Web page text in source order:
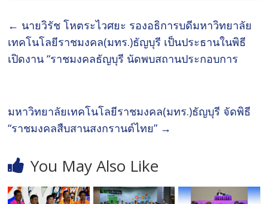
← นายวิรัช โหตระไวศยะ รองอธิการบดีมหาวิทยาลัย
เทคโนโลยีราชมงคล(มทร.)ธัญบุรี เป็นประธานในพิธี
เปิดงาน “ราชมงคลธัญบุรี นัดพบสถานประกอบการ
มหาวิทยาลัยเทคโนโลยีราชมงคล(มทร.)ธัญบุรี จัดพิธี
“ราชมงคลสืบสานสงกรานต์ไทย” →
You May Also Like